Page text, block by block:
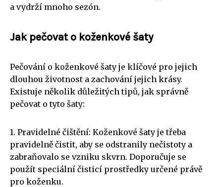
a vydrží mnoho sezón.
Jak pečovat o koženkové šaty
Pečování o koženkové šaty je klíčové pro jejich
dlouhou životnost a zachování jejich krásy.
Existuje několik důležitých tipů, jak správně
pečovat o tyto šaty:
1. Pravidelné čištění: Koženkové šaty je třeba
pravidelně čistit, aby se odstranily nečistoty a
zabraňovalo se vzniku skvrn. Doporučuje se
použít speciální čisticí prostředky určené právě
pro koženku.